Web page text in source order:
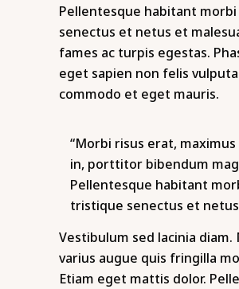
Pellentesque habitant
senectus et netus et
fames ac turpis egestas.
eget sapien non felis
commodo et eget mauris.
“Morbi risus erat,
in, porttitor bibendum
Pellentesque habitant
tristique senectus et
Vestibulum sed lacinia diam.
varius augue quis fringilla
Etiam eget mattis dolor.